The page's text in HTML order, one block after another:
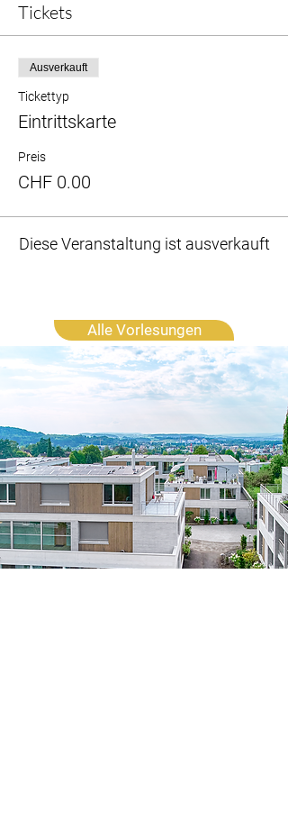
Tickets
Ausverkauft
Tickettyp
Eintrittskarte
Preis
CHF 0.00
Diese Veranstaltung ist ausverkauft
Alle Vorlesungen